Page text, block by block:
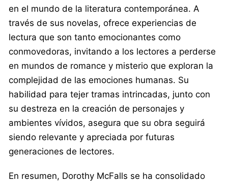
en el mundo de la literatura contemporánea. A
través de sus novelas, ofrece experiencias de
lectura que son tanto emocionantes como
conmovedoras, invitando a los lectores a perderse
en mundos de romance y misterio que exploran la
complejidad de las emociones humanas. Su
habilidad para tejer tramas intrincadas, junto con
su destreza en la creación de personajes y
ambientes vívidos, asegura que su obra seguirá
siendo relevante y apreciada por futuras
generaciones de lectores.
En resumen, Dorothy McFalls se ha consolidado